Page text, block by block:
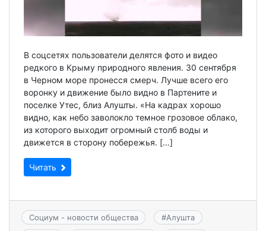
В соцсетях пользователи делятся фото и видео
редкого в Крыму природного явления. 30 сентября
в Черном море пронесся смерч. Лучше всего его
воронку и движение было видно в Партените и
поселке Утес, близ Алушты. «На кадрах хорошо
видно, как небо заволокло темное грозовое облако,
из которого выходит огромный столб воды и
движется в сторону побережья. […]
Читать
Социум - новости общества #Алушта